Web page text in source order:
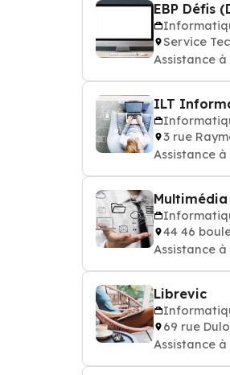
EBP Défis
Service
Assistance
ILT
3 rue
Assistance
44 46
Assistance
Librevic
69 rue
Assistance